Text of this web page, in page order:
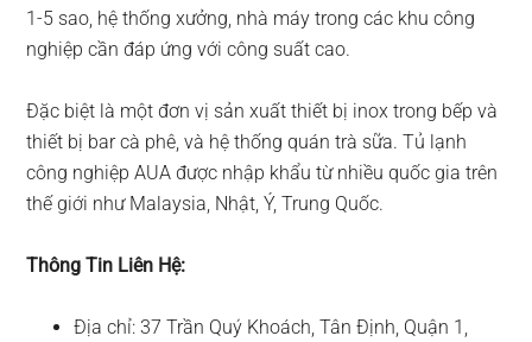
1-5 sao, hệ thống xưởng, nhà máy trong các khu công
nghiệp cần đáp ứng với công suất cao.
Đặc biệt là một đơn vị sản xuất thiết bị inox trong bếp và
thiết bị bar cà phê, và hệ thống quán trà sữa. Tủ lạnh
công nghiệp AUA được nhập khẩu từ nhiều quốc gia trên
thế giới như Malaysia, Nhật, Ý, Trung Quốc.
Thông Tin Liên Hệ:
Địa chỉ: 37 Trần Quý Khoách, Tân Định, Quận 1,